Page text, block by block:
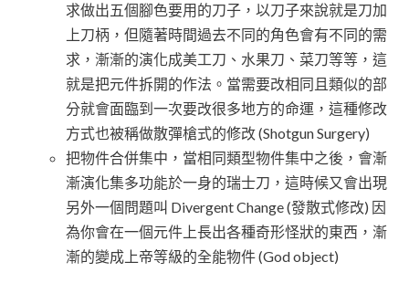
求做出五個腳色要用的刀子，以刀子來說就是刀加
上刀柄，但隨著時間過去不同的角色會有不同的需
求，漸漸的演化成美工刀、水果刀、菜刀等等，這
就是把元件拆開的作法。當需要改相同且類似的部
分就會面臨到一次要改很多地方的命運，這種修改
方式也被稱做散彈槍式的修改 (Shotgun Surgery)
把物件合併集中，當相同類型物件集中之後，會漸
漸演化集多功能於一身的瑞士刀，這時候又會出現
另外一個問題叫 Divergent Change (發散式修改) 因
為你會在一個元件上長出各種奇形怪狀的東西，漸
漸的變成上帝等級的全能物件 (God object)